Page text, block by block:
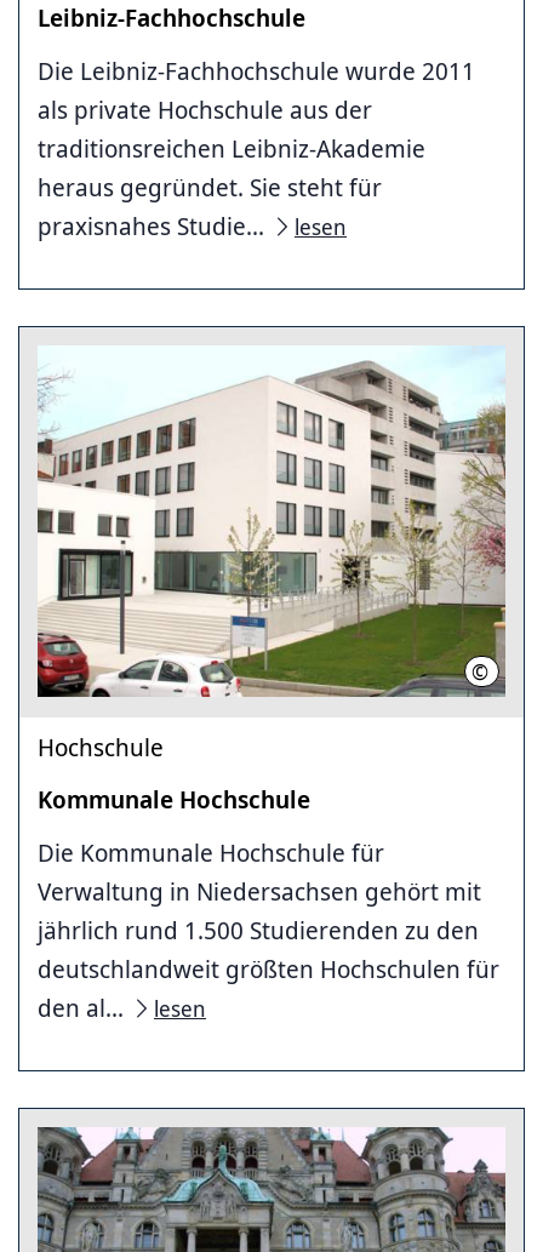
Leibniz-Fachhochschule
Die Leibniz-Fachhochschule wurde 2011
als private Hochschule aus der
traditionsreichen Leibniz-Akademie
heraus gegründet. Sie steht für
praxisnahes Studie...
lesen
©
Hochschule
Kommunale Hochschule
Die Kommunale Hochschule für
Verwaltung in Niedersachsen gehört mit
jährlich rund 1.500 Studierenden zu den
deutschlandweit größten Hochschulen für
den al...
lesen